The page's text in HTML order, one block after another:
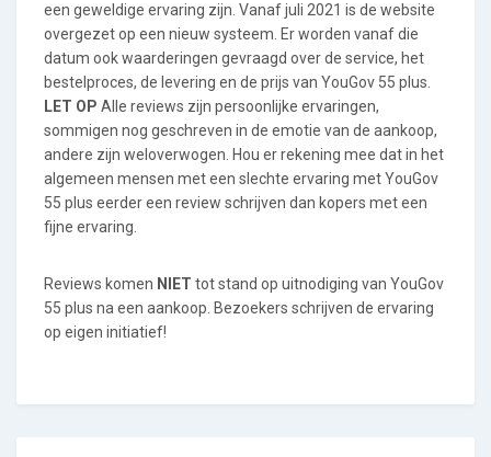
een geweldige ervaring zijn. Vanaf juli 2021 is de website
overgezet op een nieuw systeem. Er worden vanaf die
datum ook waarderingen gevraagd over de service, het
bestelproces, de levering en de prijs van YouGov 55 plus.
LET OP Alle reviews zijn persoonlijke ervaringen,
sommigen nog geschreven in de emotie van de aankoop,
andere zijn weloverwogen. Hou er rekening mee dat in het
algemeen mensen met een slechte ervaring met YouGov
55 plus eerder een review schrijven dan kopers met een
fijne ervaring.
Reviews komen NIET tot stand op uitnodiging van YouGov
55 plus na een aankoop. Bezoekers schrijven de ervaring
op eigen initiatief!